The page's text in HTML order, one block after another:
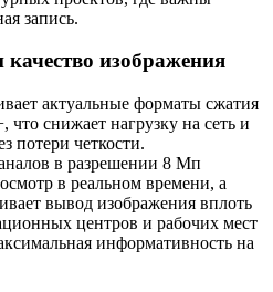
запись.
изображения
актуальные форматы сжатия
что снижает нагрузку на сеть и
потери четкости.
в разрешении 8 Мп
в реальном времени, а
вывод изображения вплоть
центров и рабочих мест
информативность на